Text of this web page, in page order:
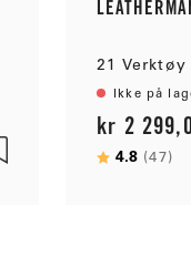
21 Verktøy
Ikke på
kr 2
Karakter:
4.8 (47)